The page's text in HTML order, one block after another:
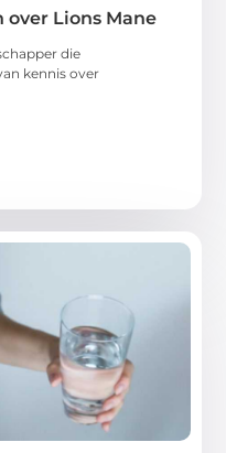
Lions Mane
die
kennis over